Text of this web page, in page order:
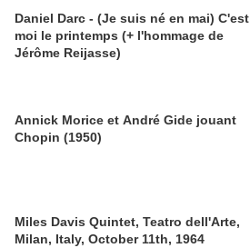
Daniel Darc - (Je suis né en mai) C'est
moi le printemps (+ l'hommage de
Jérôme Reijasse)
Annick Morice et André Gide jouant
Chopin (1950)
Miles Davis Quintet, Teatro dell'Arte,
Milan, Italy, October 11th, 1964